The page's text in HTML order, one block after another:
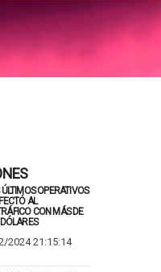
ÚLTIMOS OPERATIVOS
AL
CON MÁS DE
2024 21:15:14